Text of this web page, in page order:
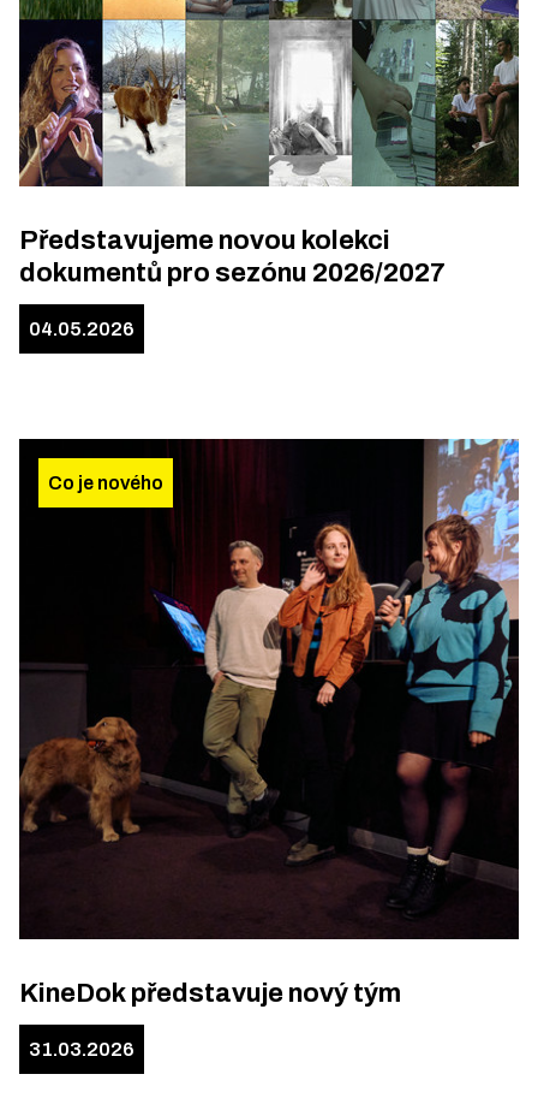
Představujeme novou kolekci
dokumentů pro sezónu 2026/2027
04.05.2026
Co je nového
KineDok představuje nový tým
31.03.2026